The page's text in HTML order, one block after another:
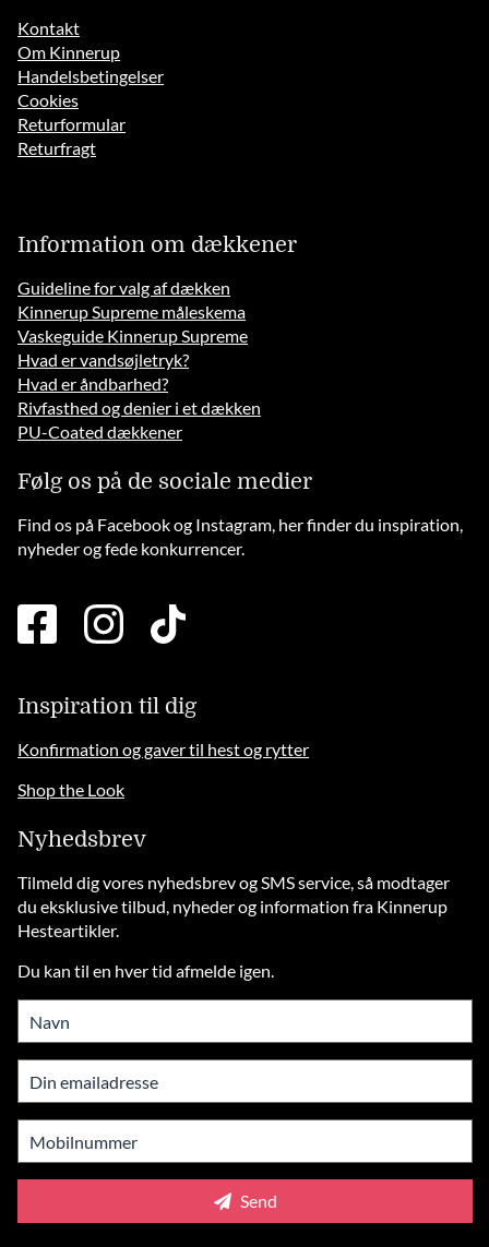
Kontakt
Om Kinnerup
Handelsbetingelser
Cookies
Returformular
Returfragt
Information om dækkener
Guideline for valg af dækken
Kinnerup Supreme måleskema
Vaskeguide Kinnerup Supreme
Hvad er vandsøjletryk?
Hvad er åndbarhed?
Rivfasthed og denier i et dækken
PU-Coated dækkener
Følg os på de sociale medier
Find os på Facebook og Instagram, her finder du inspiration,
nyheder og fede konkurrencer.
facebook
square
instagramtiktok
Inspiration til dig
Konfirmation og gaver til hest og rytter
Shop the Look
Nyhedsbrev
Tilmeld dig vores nyhedsbrev og SMS service, så modtager
du eksklusive tilbud, nyheder og information fra Kinnerup
Hesteartikler.
Du kan til en hver tid afmelde igen.
Send